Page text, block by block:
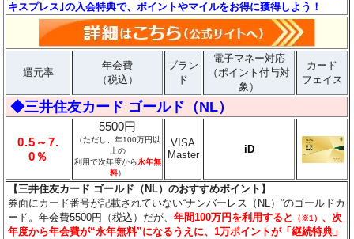
キスプレス｣の入会特典で、ポイントやマイルをお得に獲得しよう！
還元率
年会費
（税込）
ブラン
ド
電子マネー対応
（ポイント付与対
象）
カード
フェイス
◆三井住友カード ゴールド（NL）
0.5～7.
0％
5500円
（ただし、年100万円以
上の
利用で次年度から永年無
料）
VISA
Master
iD
【三井住友カード ゴールド（NL）のおすすめポイント】
券面にカード番号が記載されていない“ナンバーレス（NL）”のゴールドカ
ード。年会費5500円（税込）だが、年間100万円を利用すると （※1） 、次
年度から年会費が“永年無料”になるうえに、1万ポイントが「継続特典」